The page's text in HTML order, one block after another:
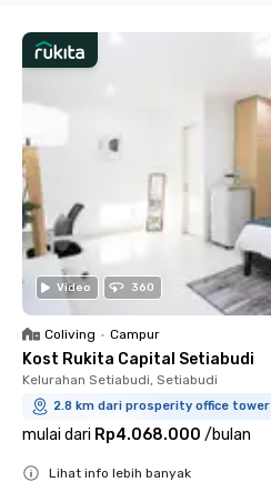
Video 360
Coliving • Campur
Kost Rukita Capital Setiabudi
Kelurahan Setiabudi, Setiabudi
2.8 km dari prosperity office tower
mulai dari Rp4.068.000 /bulan
Lihat info lebih banyak